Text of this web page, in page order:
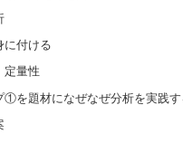
付ける
量性
題材になぜなぜ分析を実践す